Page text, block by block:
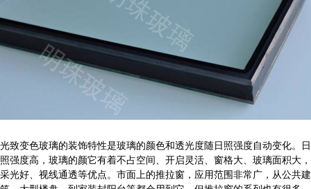
光致变色玻璃的装饰特性是玻璃的颜色和透光度随日照强度自动变化。日
照强度高，玻璃的颜它有着不占空间、开启灵活、窗格大、玻璃面积大，
采光好、视线通透等优点。市面上的推拉窗，应用范围非常广，从公共建